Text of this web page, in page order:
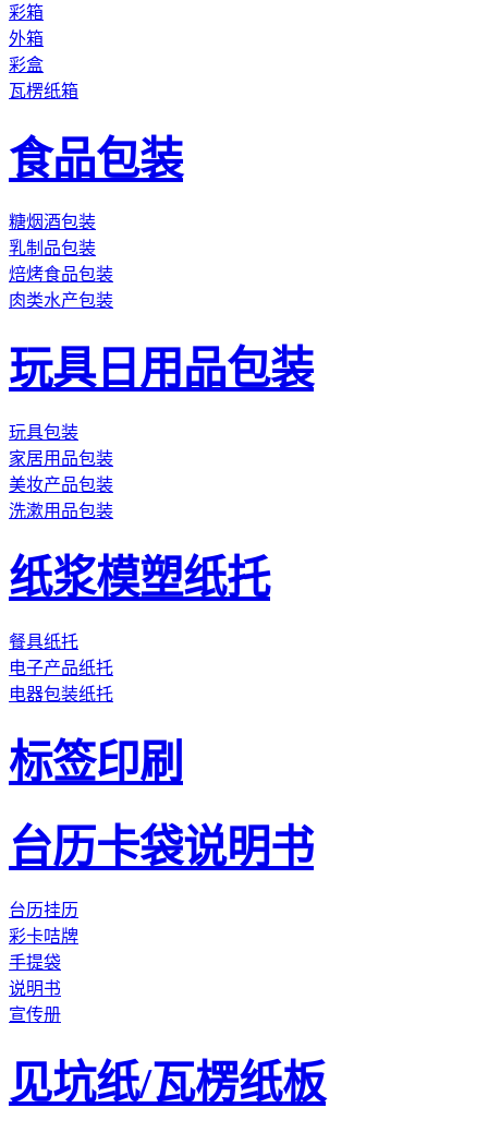
彩箱
外箱
彩盒
瓦楞纸箱
食品包装
糖烟酒包装
乳制品包装
焙烤食品包装
肉类水产包装
玩具日用品包装
玩具包装
家居用品包装
美妆产品包装
洗漱用品包装
纸浆模塑纸托
餐具纸托
电子产品纸托
电器包装纸托
标签印刷
台历卡袋说明书
台历挂历
彩卡咭牌
手提袋
说明书
宣传册
见坑纸/瓦楞纸板